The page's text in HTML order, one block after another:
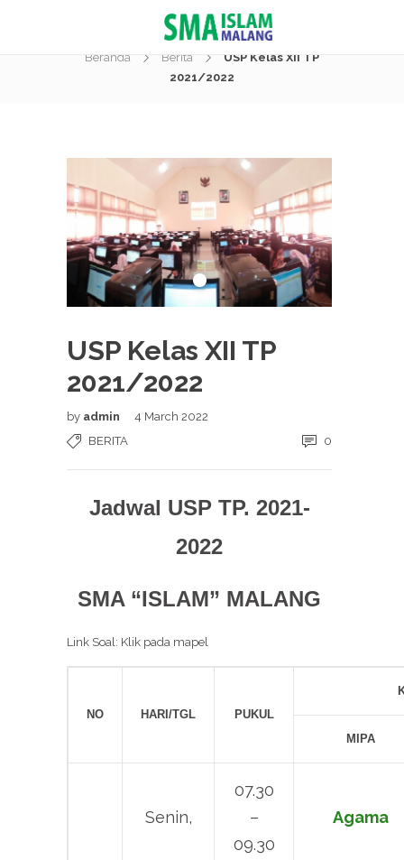
Berita
Beranda Berita
USP Kelas XII TP
2021/2022
USP Kelas XII TP
2021/2022
by admin
4 March 2022
BERITA
0
Jadwal USP TP. 2021-
2022
SMA “ISLAM” MALANG
Link Soal: Klik pada mapel
NO HARI/TGL PUKUL
MIPA
Senin,
07.30
–
09.30
Agama